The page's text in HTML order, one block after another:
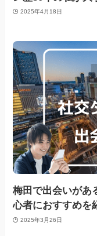
2025年4月18日
梅田で出会いがあ
心者におすすめを
2025年3月26日